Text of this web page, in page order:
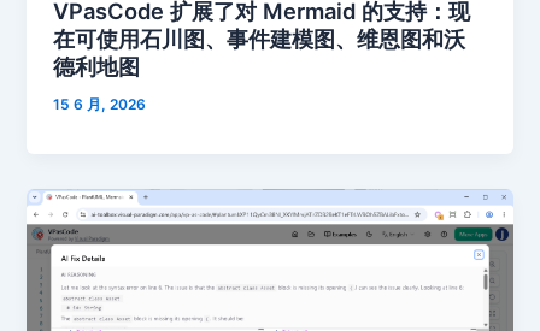
VPasCode 扩展了对 Mermaid 的支持：现
在可使用石川图、事件建模图、维恩图和沃
德利地图
15 6 月, 2026